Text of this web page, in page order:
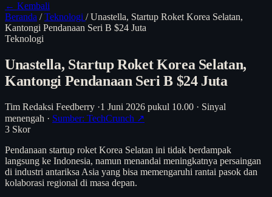
← Kembali
Beranda / Teknologi / Unastella, Startup Roket Korea Selatan,
Kantongi Pendanaan Seri B $24 Juta
Teknologi
Unastella, Startup Roket Korea Selatan,
Kantongi Pendanaan Seri B $24 Juta
Tim Redaksi Feedberry ·1 Juni 2026 pukul 10.00 · Sinyal
menengah · Sumber: TechCrunch ↗
3 Skor
Pendanaan startup roket Korea Selatan ini tidak berdampak
langsung ke Indonesia, namun menandai meningkatnya persaingan
di industri antariksa Asia yang bisa memengaruhi rantai pasok dan
kolaborasi regional di masa depan.